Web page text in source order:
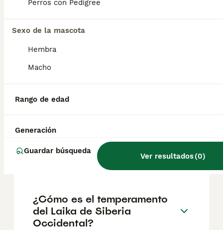
Perros con Pedigree
Sexo de la mascota
Hembra
Macho
Rango de edad
Generación
Guardar búsqueda
Ver resultados(0)
Informarse bien y comparar opciones antes
decisión.
Occidental buenos perros de
¿Qué raza de perro era
¿Cómo es el temperamento
del Laika de Siberia
Occidental?